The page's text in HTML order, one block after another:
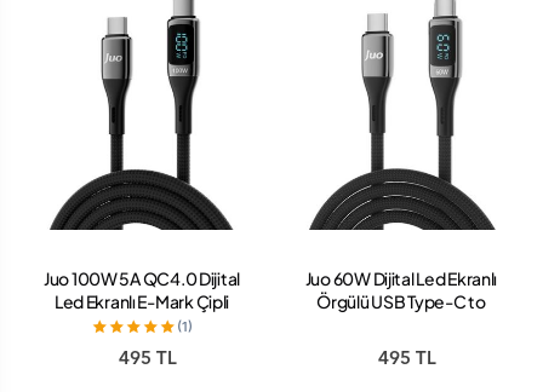
Juo 100W 5A QC4.0 Dijital
Led Ekranlı E-Mark Çipli
USB PD Type-C Hızlı Şarj ve
Data Kablosu 2 Metre
(1)
495 TL
Juo 60W Dijital Led Ekranlı
Örgülü USB Type-C to
Kablosu 2 Metre
495 TL